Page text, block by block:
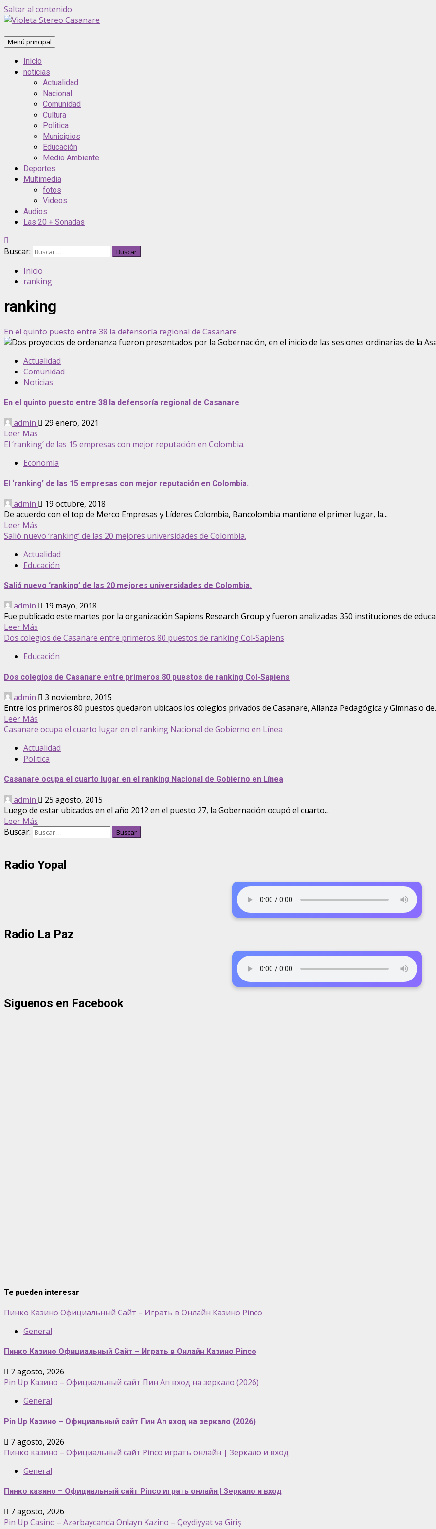
Saltar al contenido
Menú principal
Inicio
noticias
Actualidad
Nacional
Comunidad
Cultura
Politica
Municipios
Educación
Medio Ambiente
Deportes
Multimedia
fotos
Videos
Audios
Las 20 + Sonadas
Buscar:
Inicio
ranking
ranking
En el quinto puesto entre 38 la defensoría regional de Casanare
Actualidad
Comunidad
Noticias
En el quinto puesto entre 38 la defensoría regional de Casanare
admin
29 enero, 2021
Leer Más
El ‘ranking’ de las 15 empresas con mejor reputación en Colombia.
Economía
El ‘ranking’ de las 15 empresas con mejor reputación en Colombia.
admin
19 octubre, 2018
De acuerdo con el top de Merco Empresas y Líderes Colombia, Bancolombia mantiene el primer lugar, la...
Leer Más
Salió nuevo ‘ranking’ de las 20 mejores universidades de Colombia.
Actualidad
Educación
Salió nuevo ‘ranking’ de las 20 mejores universidades de Colombia.
admin
19 mayo, 2018
Fue publicado este martes por la organización Sapiens Research Group y fueron analizadas 350 instituciones de
Leer Más
Dos colegios de Casanare entre primeros 80 puestos de ranking Col-Sapiens
Educación
Dos colegios de Casanare entre primeros 80 puestos de ranking Col-Sapiens
admin
3 noviembre, 2015
Entre los primeros 80 puestos quedaron ubicaos los colegios privados de Casanare, Alianza Pedagógica y Gimnasio
Leer Más
Casanare ocupa el cuarto lugar en el ranking Nacional de Gobierno en Línea
Actualidad
Politica
Casanare ocupa el cuarto lugar en el ranking Nacional de Gobierno en Línea
admin
25 agosto, 2015
Luego de estar ubicados en el año 2012 en el puesto 27, la Gobernación ocupó el cuarto...
Leer Más
Buscar:
Radio Yopal
Radio La Paz
Siguenos en Facebook
Te pueden interesar
Пинко Казино Официальный Сайт – Играть в Онлайн Казино Pinco
General
Пинко Казино Официальный Сайт – Играть в Онлайн Казино Pinco
7 agosto, 2026
Pin Up Казино – Официальный сайт Пин Ап вход на зеркало (2026)
General
Pin Up Казино – Официальный сайт Пин Ап вход на зеркало (2026)
7 agosto, 2026
Пинко казино – Официальный сайт Pinco играть онлайн | Зеркало и вход
General
Пинко казино – Официальный сайт Pinco играть онлайн | Зеркало и вход
7 agosto, 2026
Pin Up Casino – Azərbaycanda Onlayn Kazino – Qeydiyyat və Giriş